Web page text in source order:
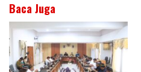
Baca Juga